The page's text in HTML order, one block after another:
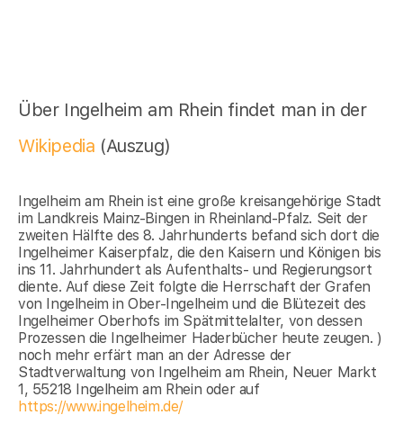
Über Ingelheim am Rhein findet man in der
Wikipedia (Auszug)
Ingelheim am Rhein ist eine große kreisangehörige Stadt
im Landkreis Mainz-Bingen in Rheinland-Pfalz. Seit der
zweiten Hälfte des 8. Jahrhunderts befand sich dort die
Ingelheimer Kaiserpfalz, die den Kaisern und Königen bis
ins 11. Jahrhundert als Aufenthalts- und Regierungsort
diente. Auf diese Zeit folgte die Herrschaft der Grafen
von Ingelheim in Ober-Ingelheim und die Blütezeit des
Ingelheimer Oberhofs im Spätmittelalter, von dessen
Prozessen die Ingelheimer Haderbücher heute zeugen. )
noch mehr erfärt man an der Adresse der
Stadtverwaltung von Ingelheim am Rhein, Neuer Markt
1, 55218 Ingelheim am Rhein oder auf
https://www.ingelheim.de/